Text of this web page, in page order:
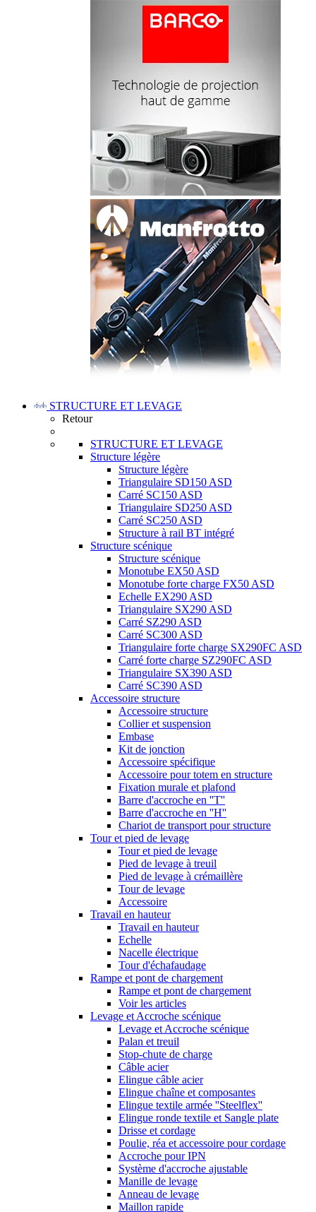
STRUCTURE ET LEVAGE
Retour
STRUCTURE ET LEVAGE
Structure légère
Structure légère
Triangulaire SD150 ASD
Carré SC150 ASD
Triangulaire SD250 ASD
Carré SC250 ASD
Structure à rail BT intégré
Structure scénique
Structure scénique
Monotube EX50 ASD
Monotube forte charge FX50 ASD
Echelle EX290 ASD
Triangulaire SX290 ASD
Carré SZ290 ASD
Carré SC300 ASD
Triangulaire forte charge SX290FC ASD
Carré forte charge SZ290FC ASD
Triangulaire SX390 ASD
Carré SC390 ASD
Accessoire structure
Accessoire structure
Collier et suspension
Embase
Kit de jonction
Accessoire spécifique
Accessoire pour totem en structure
Fixation murale et plafond
Barre d'accroche en ''T''
Barre d'accroche en ''H''
Chariot de transport pour structure
Tour et pied de levage
Tour et pied de levage
Pied de levage à treuil
Pied de levage à crémaillère
Tour de levage
Accessoire
Travail en hauteur
Travail en hauteur
Echelle
Nacelle électrique
Tour d'échafaudage
Rampe et pont de chargement
Rampe et pont de chargement
Voir les articles
Levage et Accroche scénique
Levage et Accroche scénique
Palan et treuil
Stop-chute de charge
Câble acier
Elingue câble acier
Elingue chaîne et composantes
Elingue textile armée ''Steelflex''
Elingue ronde textile et Sangle plate
Drisse et cordage
Poulie, réa et accessoire pour cordage
Accroche pour IPN
Système d'accroche ajustable
Manille de levage
Anneau de levage
Maillon rapide